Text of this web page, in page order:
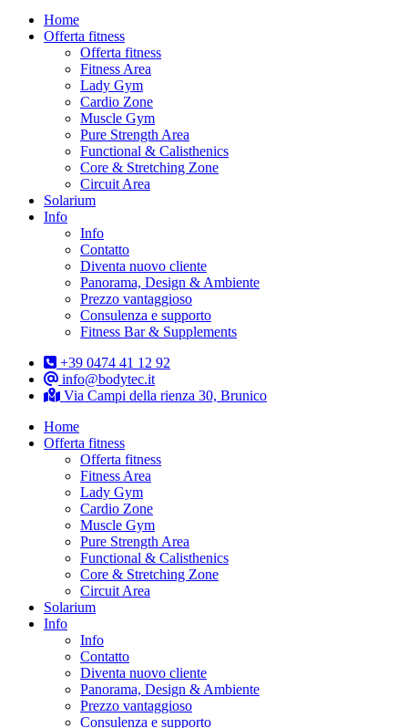
Home
Offerta fitness
Offerta fitness
Fitness Area
Lady Gym
Cardio Zone
Muscle Gym
Pure Strength Area
Functional & Calisthenics
Core & Stretching Zone
Circuit Area
Solarium
Info
Info
Contatto
Diventa nuovo cliente
Panorama, Design & Ambiente
Prezzo vantaggioso
Consulenza e supporto
Fitness Bar & Supplements
+39 0474 41 12 92
info@bodytec.it
Via Campi della rienza 30, Brunico
Home
Offerta fitness
Offerta fitness
Fitness Area
Lady Gym
Cardio Zone
Muscle Gym
Pure Strength Area
Functional & Calisthenics
Core & Stretching Zone
Circuit Area
Solarium
Info
Info
Contatto
Diventa nuovo cliente
Panorama, Design & Ambiente
Prezzo vantaggioso
Consulenza e supporto